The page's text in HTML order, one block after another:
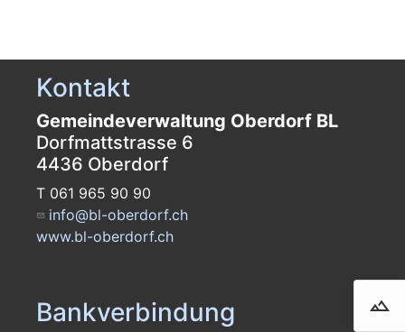
landscape
Kontakt
Gemeindeverwaltung Oberdorf BL
Dorfmattstrasse 6
4436 Oberdorf
T 061 965 90 90
info@bl-oberdorf.ch
www.bl-oberdorf.ch
Bankverbindung